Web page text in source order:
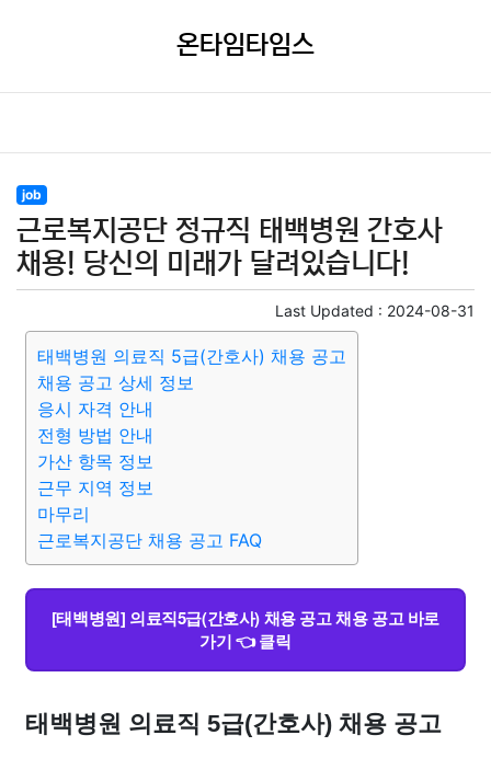
온타임타임스
job
근로복지공단 정규직 태백병원 간호사
채용! 당신의 미래가 달려있습니다!
Last Updated : 2024-08-31
태백병원 의료직 5급(간호사) 채용 공고
채용 공고 상세 정보
응시 자격 안내
전형 방법 안내
가산 항목 정보
근무 지역 정보
마무리
근로복지공단 채용 공고 FAQ
[태백병원] 의료직5급(간호사) 채용 공고 채용 공고 바로
가기 👈 클릭
태백병원 의료직 5급(간호사) 채용 공고